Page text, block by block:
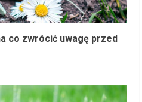
co zwrócić uwagę przed